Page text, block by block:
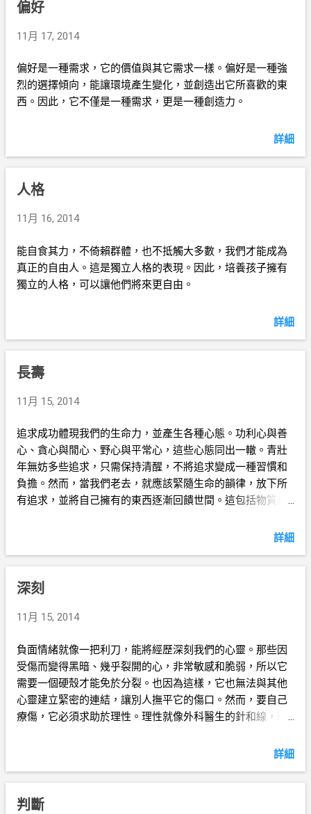
偏好
11月 17, 2014
偏好是一種需求，它的價值與其它需求一樣。偏好是一種強
烈的選擇傾向，能讓環境產生變化，並創造出它所喜歡的東
西。因此，它不僅是一種需求，更是一種創造力。
詳細
人格
11月 16, 2014
能自食其力，不倚賴群體，也不抵觸大多數，我們才能成為
真正的自由人。這是獨立人格的表現。因此，培養孩子擁有
獨立的人格，可以讓他們將來更自由。
詳細
長壽
11月 15, 2014
追求成功體現我們的生命力，並產生各種心態。功利心與善
心、貪心與閒心、野心與平常心，這些心態同出一轍。青壯
年無妨多些追求，只需保持清醒，不將追求變成一種習慣和
負擔。然而，當我們老去，就應該緊隨生命的韻律，放下所
有追求，並將自己擁有的東西逐漸回饋世間。這包括物質和
詳細
深刻
11月 15, 2014
負面情緒就像一把利刀，能將經歷深刻我們的心靈。那些因
受傷而變得黑暗、幾乎裂開的心，非常敏感和脆弱，所以它
需要一個硬殼才能免於分裂。也因為這樣，它也無法與其他
心靈建立緊密的連結，讓別人撫平它的傷口。然而，要自己
療傷，它必須求助於理性。理性就像外科醫生的針和線，能
詳細
判斷